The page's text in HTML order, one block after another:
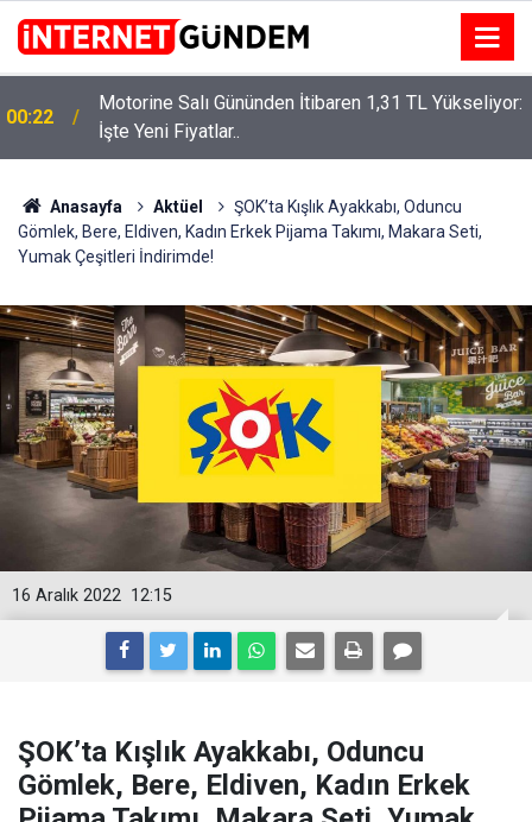
15:58
Neşet Ertaş’a “Bozkırın Tezenesi” Lakabını Kim
Verdi? Beyaz’la Joker Sorusunun Cevabı Merak
Edildi
Anasayfa Aktüel
ŞOK’ta Kışlık Ayakkabı, Oduncu
Gömlek, Bere, Eldiven, Kadın Erkek Pijama Takımı, Makara Seti,
Yumak Çeşitleri İndirimde!
12:15
16 Aralık 2022
ŞOK’ta Kışlık Ayakkabı, Oduncu
Gömlek, Bere, Eldiven, Kadın Erkek